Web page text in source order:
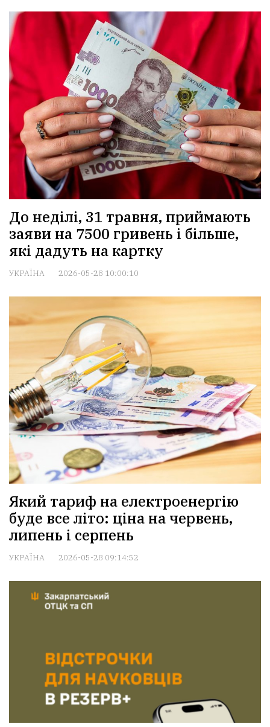
До неділі, 31 травня, приймають
заяви на 7500 гривень і більше,
які дадуть на картку
УКРАЇНА 2026-05-28 10:00:10
Який тариф на електроенергію
буде все літо: ціна на червень,
липень і серпень
УКРАЇНА 2026-05-28 09:14:52